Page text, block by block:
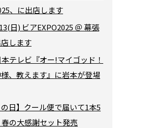
、に出店します
日) ビアEXPO2025 ＠ 幕張
します
テレビ『オー!マイゴッド！
、教えます』に岩本が登場
の日】クール便で届いて1本5
の大感謝セット発売